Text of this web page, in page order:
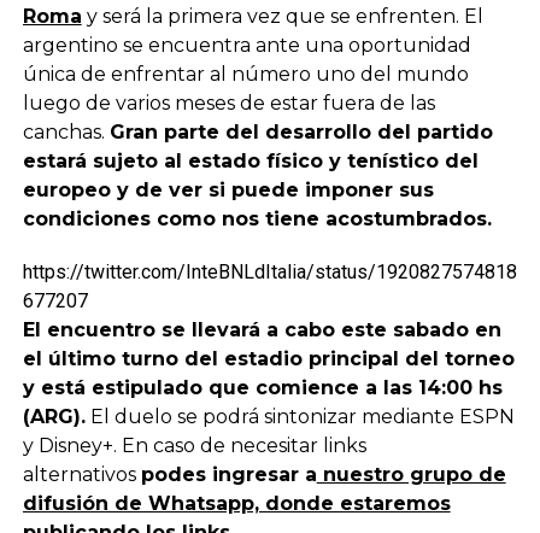
Roma y será la primera vez que se enfrenten. El
argentino se encuentra ante una oportunidad
única de enfrentar al número uno del mundo
luego de varios meses de estar fuera de las
canchas. Gran parte del desarrollo del partido
estará sujeto al estado físico y tenístico del
europeo y de ver si puede imponer sus
condiciones como nos tiene acostumbrados.
https://twitter.com/InteBNLdItalia/status/1920827574818
677207
El encuentro se llevará a cabo este sabado en
el último turno del estadio principal del torneo
y está estipulado que comience a las 14:00 hs
(ARG).El duelo se podrá sintonizar mediante ESPN
y Disney+. En caso de necesitar links
alternativos podes ingresar a nuestro grupo de
difusión de Whatsapp, donde estaremos